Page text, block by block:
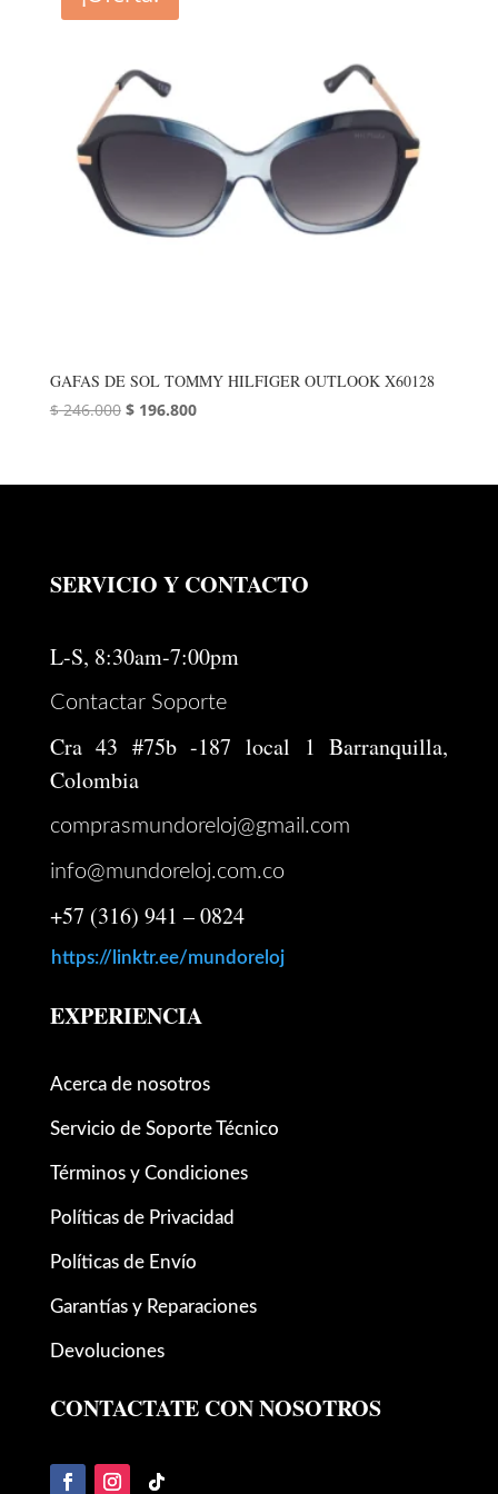
GAFAS DE SOL TOMMY HILFIGER OUTLOOK X60128
$246.000 El
era:
$196.800El
es:
SERVICIO Y CONTACTO
L-S, 8:30am-7:00pm
Contactar Soporte
Cra 43 #75b -187 local 1 Barranquilla,
Colombia
comprasmundoreloj@gmail.com
info@mundoreloj.com.co
+57 (316) 941 – 0824
https://linktr.ee/mundoreloj
EXPERIENCIA
Acerca de nosotros
Servicio de Soporte Técnico
Términos y Condiciones
Políticas de Privacidad
Políticas de Envío
Garantías y Reparaciones
Devoluciones
CONTACTATE CON NOSOTROS